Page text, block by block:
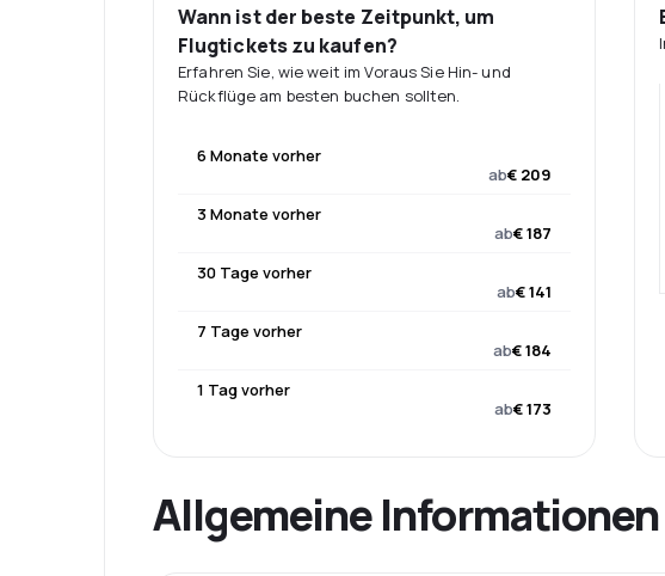
Wann ist der beste Zeitpunkt, um
Flugtickets zu kaufen?
Erfahren Sie, wie weit im Voraus Sie Hin- und
Rückflüge am besten buchen sollten.
6 Monate vorher
ab€ 209
3 Monate vorher
ab€ 187
30 Tage vorher
ab€ 141
7 Tage vorher
ab€ 184
1 Tag vorher
ab€ 173
Allgemeine Informationen